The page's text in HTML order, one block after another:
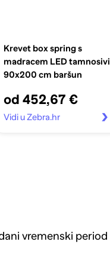
Krevet box spring s
madracem LED tamnosivi
90x200 cm baršun
od 452,67 €
Vidi u Zebra.hr
vremenski period